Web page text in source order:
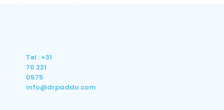
Tel : +31
70 221
0575
info@drpaddo.com